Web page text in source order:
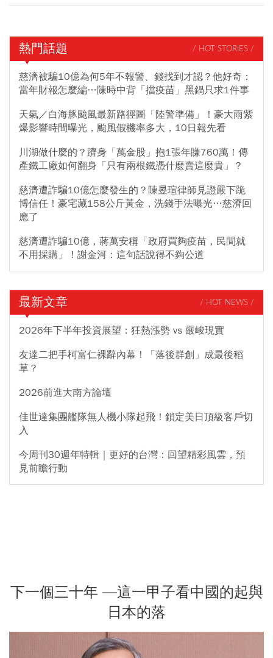
熱門話題 / HOT STORIES /
慈濟被騙10億為何5年不報警、錢找到才認？他好奇：
當年財報怎麼編…陳時中背「擋疫苗」黑鍋只求1件事
天氣／白海豚颱風最新路徑圖「陸警準備」！豪大雨紫
爆影響時間曝光，颱風假機率多大，10日報先看
川湖做什麼的？躋身「萬金股」抱1張年賺760萬！傳
產鐵工廠如何翻身「只有兩根鐵憑什麼賣這麼貴」？
慈濟遭詐騙10億怎麼發生的？陳昱瑄律師見證嚴下跪
博信任！豪宅藏158公斤黃金，洗錢手法曝光…慈濟回
應了
慈濟遭詐騙10億，蔣萬安稱「政府買夠疫苗，民間就
不用採購」！謝金河：這句話說得不夠公道
最新文章 / HOT NEWS /
2026年下半年投資展望：狂熱漲勢 vs 嚴峻現實
友達二把手柯富仁裸辭內幕！「落後群創」成最後稻
草？
2026前進大南方論壇
佳世達集團艦隊無人機小隊起飛！鎖定美日頂級客戶切
入
今周刊30週年特輯｜更好的台灣：回望精彩風雲，預
見前瞻行動
下一個三十年 —這一甲子看中國的起與
日本的落